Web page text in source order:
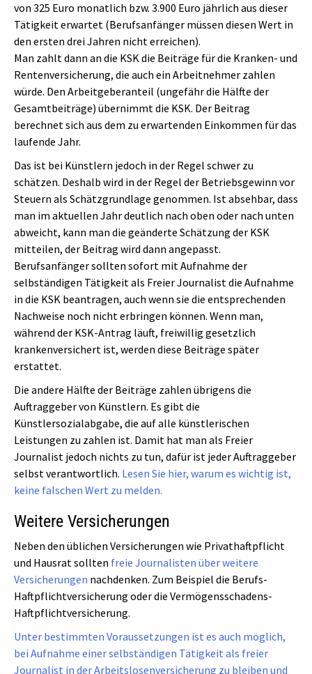
von 325 Euro monatlich bzw. 3.900 Euro jährlich aus dieser
Tätigkeit erwartet (Berufsanfänger müssen diesen Wert in
den ersten drei Jahren nicht erreichen).
Man zahlt dann an die KSK die Beiträge für die Kranken- und
Rentenversicherung, die auch ein Arbeitnehmer zahlen
würde. Den Arbeitgeberanteil (ungefähr die Hälfte der
Gesamtbeiträge) übernimmt die KSK. Der Beitrag
berechnet sich aus dem zu erwartenden Einkommen für das
laufende Jahr.
Das ist bei Künstlern jedoch in der Regel schwer zu
schätzen. Deshalb wird in der Regel der Betriebsgewinn vor
Steuern als Schätzgrundlage genommen. Ist absehbar, dass
man im aktuellen Jahr deutlich nach oben oder nach unten
abweicht, kann man die geänderte Schätzung der KSK
mitteilen, der Beitrag wird dann angepasst.
Berufsanfänger sollten sofort mit Aufnahme der
selbständigen Tätigkeit als Freier Journalist die Aufnahme
in die KSK beantragen, auch wenn sie die entsprechenden
Nachweise noch nicht erbringen können. Wenn man,
während der KSK-Antrag läuft, freiwillig gesetzlich
krankenversichert ist, werden diese Beiträge später
erstattet.
Die andere Hälfte der Beiträge zahlen übrigens die
Auftraggeber von Künstlern. Es gibt die
Künstlersozialabgabe, die auf alle künstlerischen
Leistungen zu zahlen ist. Damit hat man als Freier
Journalist jedoch nichts zu tun, dafür ist jeder Auftraggeber
selbst verantwortlich. Lesen Sie hier, warum es wichtig ist,
keine falschen Wert zu melden.
Weitere Versicherungen
Neben den üblichen Versicherungen wie Privathaftpflicht
und Hausrat sollten freie Journalisten über weitere
Versicherungen nachdenken. Zum Beispiel die Berufs-
Haftpflichtversicherung oder die Vermögensschadens-
Haftpflichtversicherung.
Unter bestimmten Voraussetzungen ist es auch möglich,
bei Aufnahme einer selbständigen Tätigkeit als freier
Journalist in der Arbeitslosenversicherung zu bleiben und